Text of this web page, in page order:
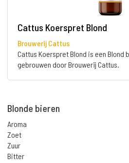
Cattus Koerspret Blond
Brouwerij Cattus
Cattus Koerspret Blond is een Blond
gebrouwen door Brouwerij Cattus.
Blonde bieren
Aroma
Zoet
Zuur
Bitter